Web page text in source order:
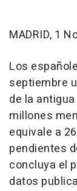
MADRID, 1
Los
septiembre
de la
millones
equivale a
pendientes
concluya el
datos